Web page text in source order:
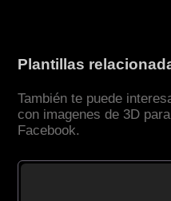
Plantillas
También te puede
con imagenes de 3D
Facebook.